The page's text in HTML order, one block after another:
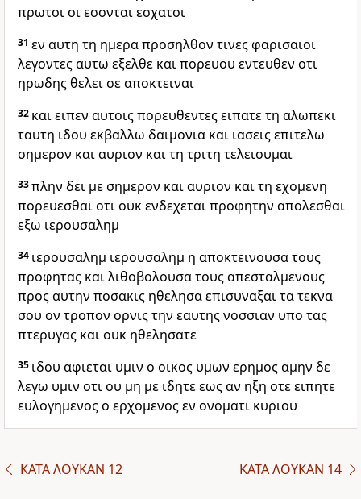
πρωτοι οι εσονται εσχατοι
31 εν αυτη τη ημερα προσηλθον τινες φαρισαιοι
λεγοντες αυτω εξελθε και πορευου εντευθεν οτι
ηρωδης θελει σε αποκτειναι
32 και ειπεν αυτοις πορευθεντες ειπατε τη αλωπεκι
ταυτη ιδου εκβαλλω δαιμονια και ιασεις επιτελω
σημερον και αυριον και τη τριτη τελειουμαι
33πλην δει με σημερον και αυριον και τη εχομενη
πορευεσθαι οτι ουκ ενδεχεται προφητην απολεσθαι
εξω ιερουσαλημ
34 ιερουσαλημ ιερουσαλημ η αποκτεινουσα τους
προφητας και λιθοβολουσα τους απεσταλμενους
προς αυτην ποσακις ηθελησα επισυναξαι τα τεκνα
σου ον τροπον ορνις την εαυτης νοσσιαν υπο τας
πτερυγας και ουκ ηθελησατε
35 ιδου αφιεται υμιν ο οικος υμων ερημος αμην δε
λεγω υμιν οτι ου μη με ιδητε εως αν ηξη οτε ειπητε
ευλογημενος ο ερχομενος εν ονοματι κυριου
ΚΑΤΑ ΛΟΥΚΑΝ 12 ΚΑΤΑ ΛΟΥΚΑΝ 14